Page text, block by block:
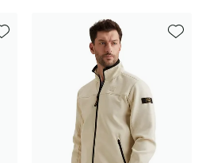
Toevoegen aan favorieten